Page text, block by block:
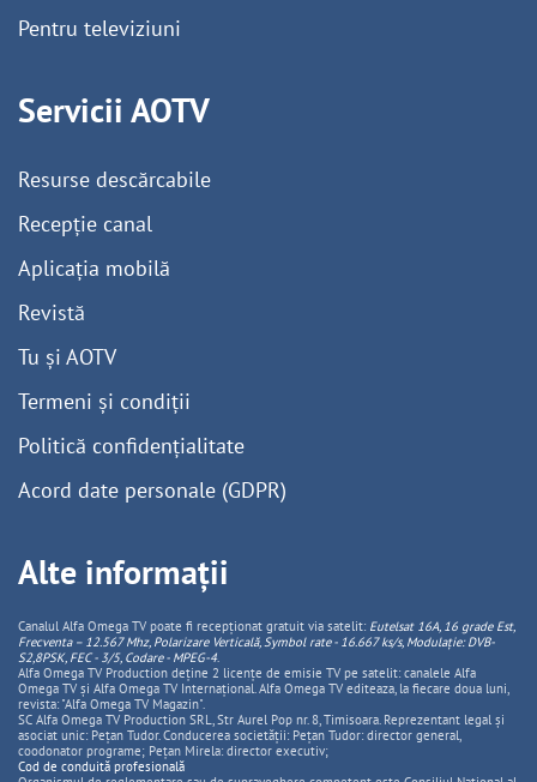
Pentru televiziuni
Servicii AOTV
Resurse descărcabile
Recepție canal
Aplicația mobilă
Revistă
Tu și AOTV
Termeni și condiții
Politică confidențialitate
Acord date personale (GDPR)
Alte informații
Canalul Alfa Omega TV poate fi recepționat gratuit via satelit: Eutelsat 16A, 16 grade Est,
Frecventa – 12.567 Mhz, PolarizareVerticală, Symbol rate - 16.667 ks/s, Modulație: DVB-
S2,8PSK, FEC - 3/5, Codare - MPEG-4.
Alfa Omega TV Production deține 2 licențe de emisie TV pe satelit: canalele Alfa
Omega TV și Alfa Omega TV Internațional. Alfa Omega TV editeaza, la fiecare doua luni,
revista: "Alfa Omega TV Magazin".
SC Alfa Omega TV Production SRL, Str Aurel Pop nr. 8, Timisoara. Reprezentant legal și
asociat unic: Pețan Tudor. Conducerea societății: Pețan Tudor: director general,
coodonator programe; Pețan Mirela: director executiv;
Cod de conduită profesională